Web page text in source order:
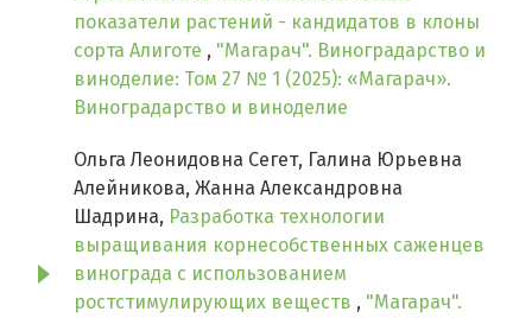
показатели растений - кандидатов в клоны
сорта Алиготе , "Магарач". Виноградарство и
виноделие: Том 27 № 1 (2025): «Магарач».
Виноградарство и виноделие
Ольга Леонидовна Сегет, Галина Юрьевна
Алейникова, Жанна Александровна
Шадрина, Разработка технологии
выращивания корнесобственных саженцев
винограда с использованием
ростстимулирующих веществ , "Магарач".